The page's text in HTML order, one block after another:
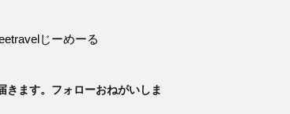
じーめーる
きます。フォローおねがいしま